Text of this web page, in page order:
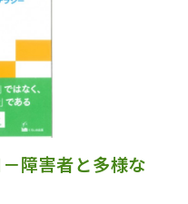
障害者と多様な